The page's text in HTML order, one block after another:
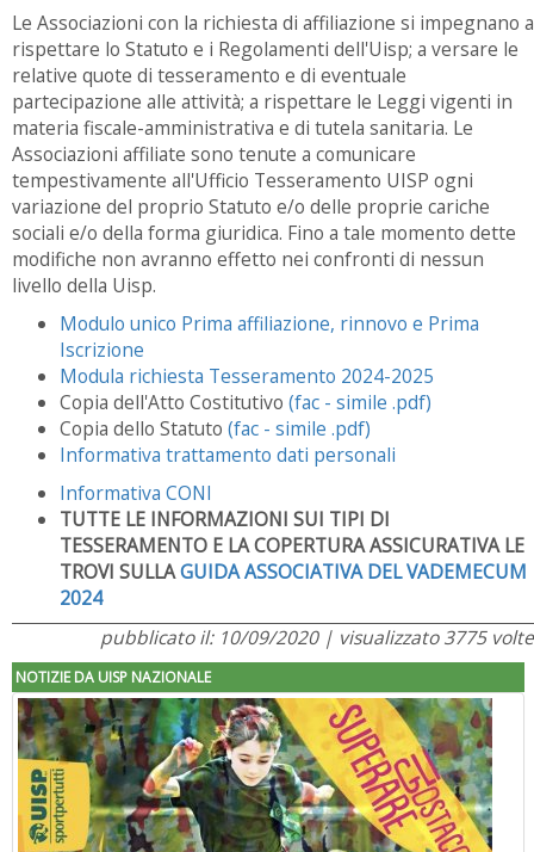
Le Associazioni con la richiesta di affiliazione si impegnano a
rispettare lo Statuto e i Regolamenti dell'Uisp; a versare le
relative quote di tesseramento e di eventuale
partecipazione alle attività; a rispettare le Leggi vigenti in
materia fiscale-amministrativa e di tutela sanitaria. Le
Associazioni affiliate sono tenute a comunicare
tempestivamente all'Ufficio Tesseramento UISP ogni
variazione del proprio Statuto e/o delle proprie cariche
sociali e/o della forma giuridica. Fino a tale momento dette
modifiche non avranno effetto nei confronti di nessun
livello della Uisp.
Modulo unico Prima affiliazione, rinnovo e Prima
Iscrizione
Modula richiesta Tesseramento 2024-2025
Copia dell'Atto Costitutivo (fac - simile .pdf)
Copia dello Statuto (fac - simile .pdf)
Informativa trattamento dati personali
Informativa CONI
TUTTE LE INFORMAZIONI SUI TIPI DI
TESSERAMENTO E LA COPERTURA ASSICURATIVA LE
TROVI SULLAGUIDA ASSOCIATIVA DEL VADEMECUM
2024
pubblicato il: 10/09/2020 | visualizzato 3775 volte
NOTIZIE DA UISP NAZIONALE